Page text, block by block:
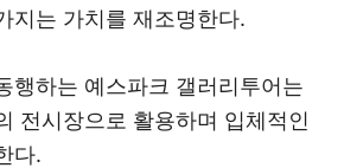
지는 가치를 재조명한다.
행하는 예스파크 갤러리투어는
전시장으로 활용하며 입체적인
다.